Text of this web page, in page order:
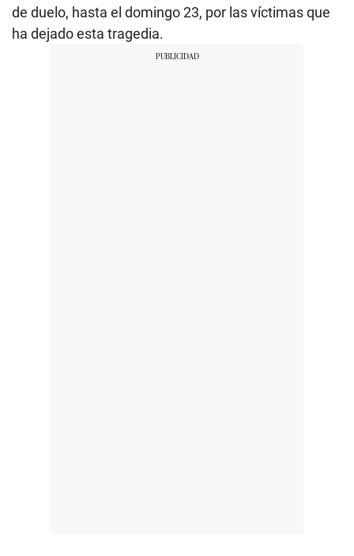
de duelo, hasta el domingo 23, por las víctimas que
ha dejado esta tragedia.